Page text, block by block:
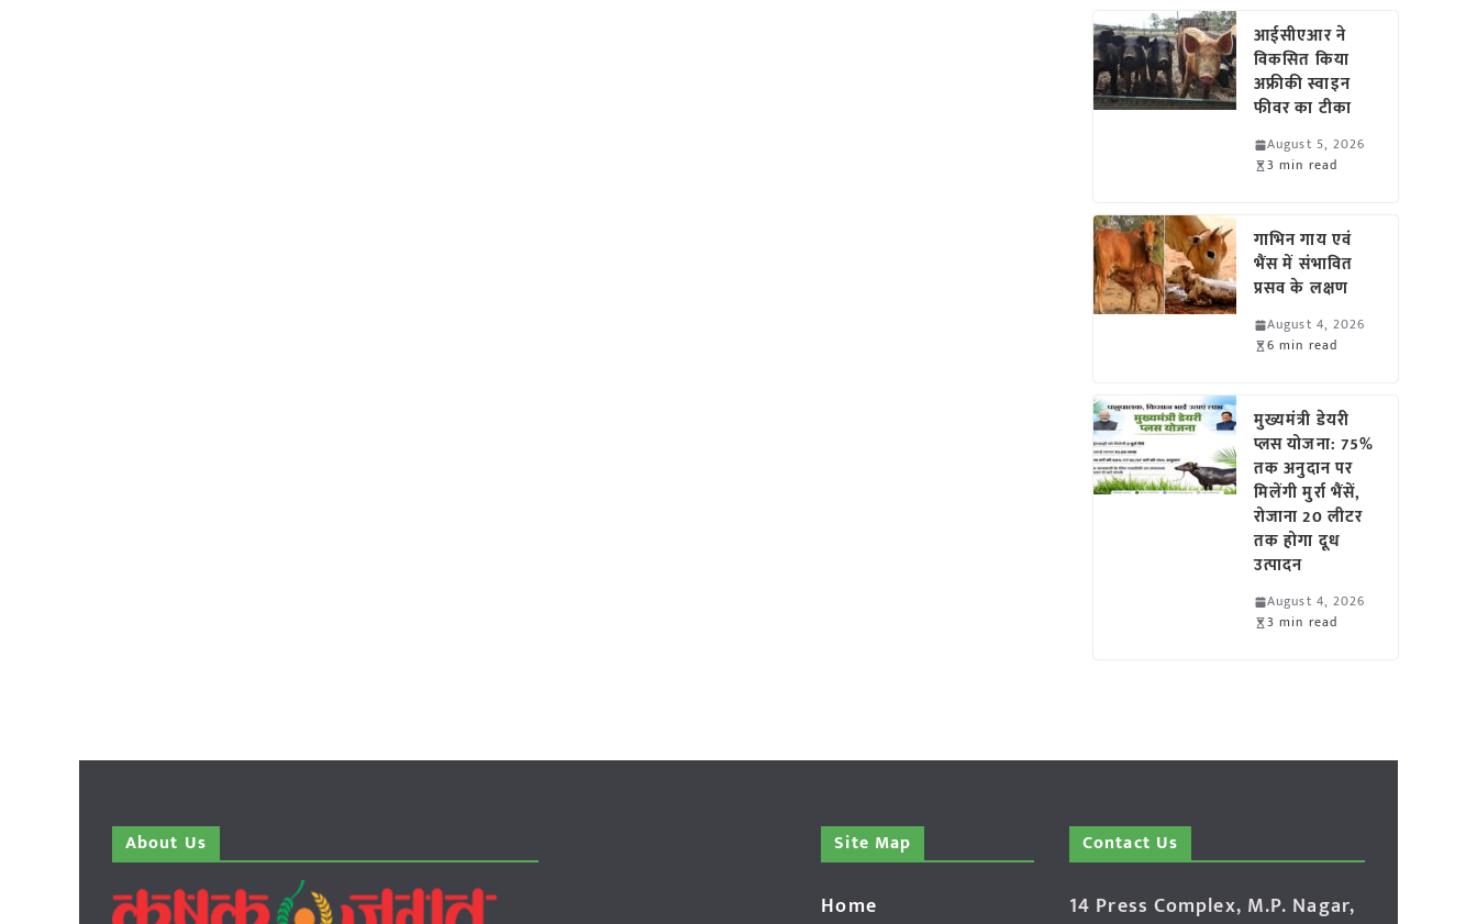
आईसीएआर ने
विकसित किया
अफ्रीकी स्वाइन
फीवर का टीका
August 5, 2026
3 min read
गाभिन गाय एवं
भैंस में संभावित
प्रसव के लक्षण
August 4, 2026
6 min read
मुख्यमंत्री डेयरी
प्लस योजना: 75%
तक अनुदान पर
मिलेंगी मुर्रा भैंसें,
रोजाना 20 लीटर
तक होगा दूध
उत्पादन
August 4, 2026
3 min read
About Us Site Map
Home
Contact Us
14 Press Complex, M.P. Nagar,